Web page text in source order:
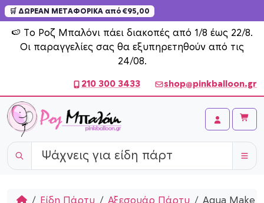
🛒 ΔΩΡΕΑΝ ΜΕΤΑΦΟΡΙΚΑ από €95,00
🍉 Το Ροζ Μπαλόνι πάει διακοπές από 1/8 έως 22/8.
Οι παραγγελίες σας θα εξυπηρετηθούν από τις
24/08.
Skip to content
210 300 3433 shop@pinkballoon.gr
Account
Cart
HomeΕίδη Πάρτυ Αξεσουάρ Πάρτυ Aqua Make